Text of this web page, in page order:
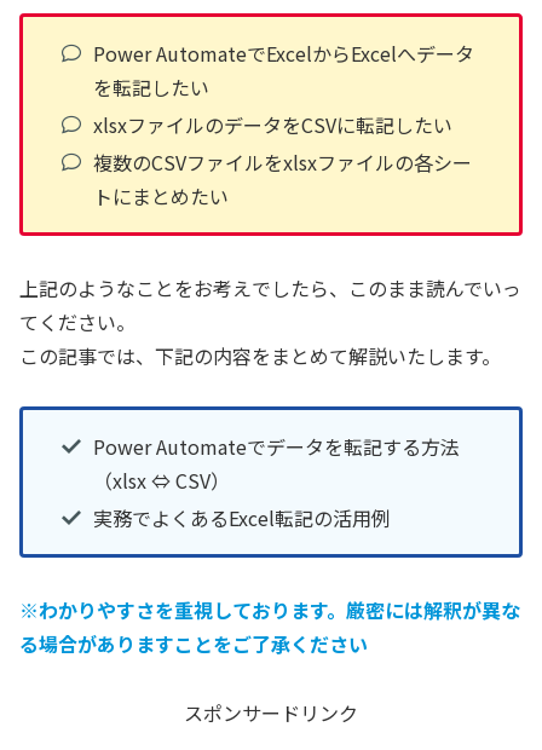
Power AutomateでExcelからExcelへデータ
を転記したい
xlsxファイルのデータをCSVに転記したい
複数のCSVファイルをxlsxファイルの各シー
トにまとめたい
上記のようなことをお考えでしたら、このまま読んでいっ
てください。
この記事では、下記の内容をまとめて解説いたします。
Power Automateでデータを転記する方法
（xlsx ⇔ CSV）
実務でよくあるExcel転記の活用例
※わかりやすさを重視しております。厳密には解釈が異な
る場合がありますことをご了承ください
スポンサードリンク